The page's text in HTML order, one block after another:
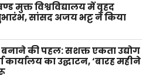
मुक्त विश्वविद्यालय में वृहद
सांसद अजय भट्ट ने किया
की पहल: सशक्त एकता उद्योग
कार्यालय का उद्घाटन, ‘बारह महीने